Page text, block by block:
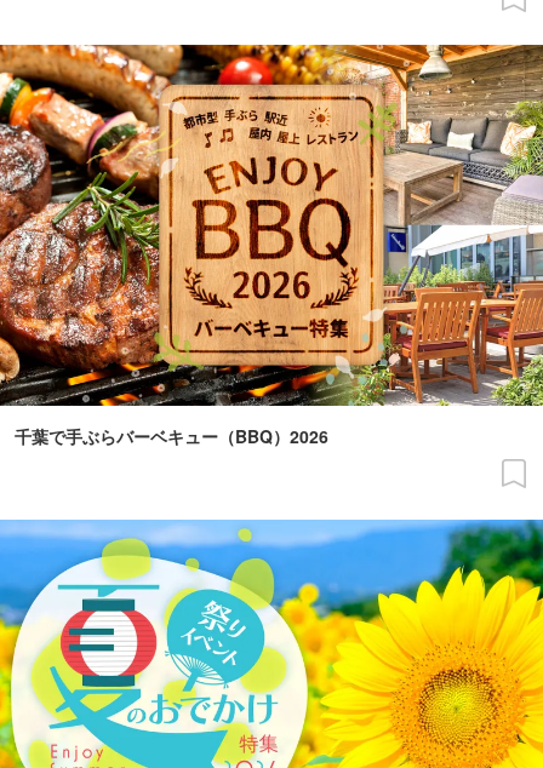
千葉で手ぶらバーベキュー（BBQ）2026